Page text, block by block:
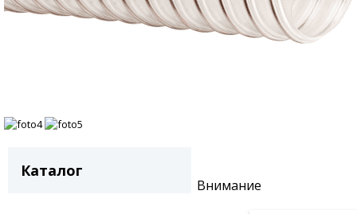
Каталог
Внимание